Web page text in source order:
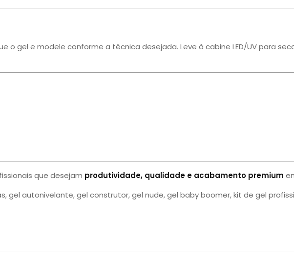
o gel e modele conforme a técnica desejada. Leve à cabine LED/UV para
que desejam produtividade, qualidade e acabamento premium
gel autonivelante, gel construtor, gel nude, gel baby boomer, kit de gel